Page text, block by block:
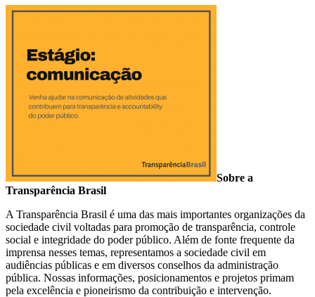
Sobre a
Transparência Brasil
A Transparência Brasil é uma das mais importantes organizações da
sociedade civil voltadas para promoção de transparência, controle
social e integridade do poder público. Além de fonte frequente da
imprensa nesses temas, representamos a sociedade civil em
audiências públicas e em diversos conselhos da administração
pública. Nossas informações, posicionamentos e projetos primam
pela excelência e pioneirismo da contribuição e intervenção.